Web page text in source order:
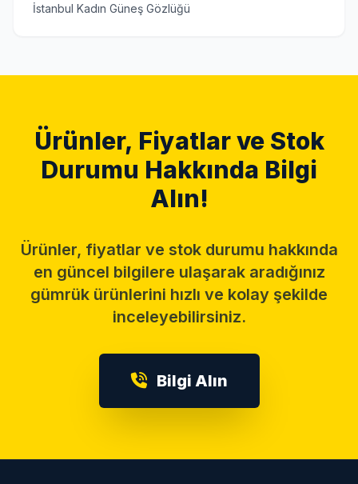
İstanbul Kadın Güneş Gözlüğü
Ürünler, Fiyatlar ve Stok
Durumu Hakkında Bilgi
Alın!
Ürünler, fiyatlar ve stok durumu hakkında
en güncel bilgilere ulaşarak aradığınız
gümrük ürünlerini hızlı ve kolay şekilde
inceleyebilirsiniz.
Bilgi Alın